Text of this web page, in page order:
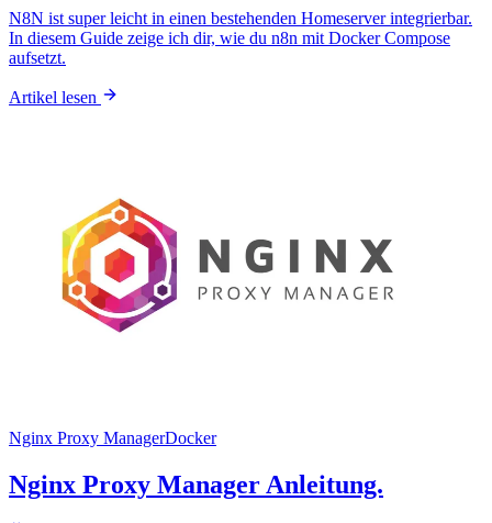
N8N ist super leicht in einen bestehenden Homeserver integrierbar.
In diesem Guide zeige ich dir, wie du n8n mit Docker Compose
aufsetzt.
Artikel lesen
Nginx Proxy ManagerDocker
Nginx Proxy Manager Anleitung.